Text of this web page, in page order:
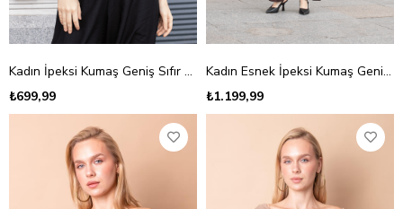
Kadın İpeksi Kumaş Geniş Sıfır Yaka Kısa Kol Tshirt Bluz-Kahve
₺699,99
Kadın Esnek İpeksi Kumaş Geniş Sıfır Yaka Düğmeli Düşük Omuzlu Ceket Bluz-Kahve
₺1.199,99